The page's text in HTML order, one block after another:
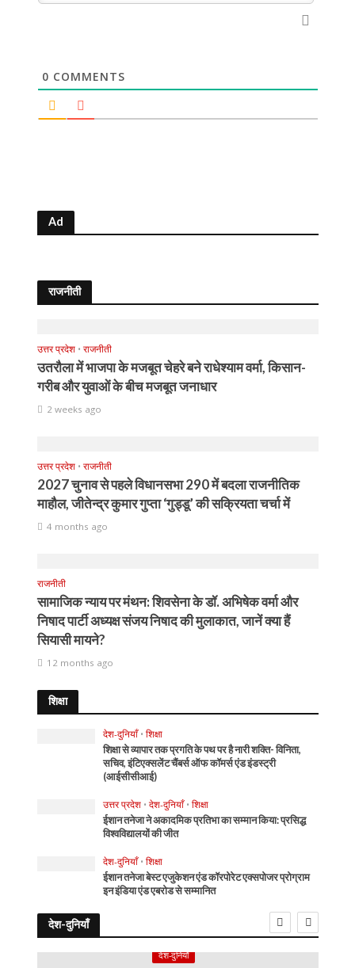
0 COMMENTS
Ad
राजनीती
उत्तर प्रदेश • राजनीती
उतरौला में भाजपा के मजबूत चेहरे बने राधेश्याम वर्मा, किसान-
गरीब और युवाओं के बीच मजबूत जनाधार
2 weeks ago
उत्तर प्रदेश • राजनीती
2027 चुनाव से पहले विधानसभा 290 में बदला राजनीतिक
माहौल, जीतेन्द्र कुमार गुप्ता ‘गुड्डू’ की सक्रियता चर्चा में
4 months ago
राजनीती
सामाजिक न्याय पर मंथन: शिवसेना के डॉ. अभिषेक वर्मा और
निषाद पार्टी अध्यक्ष संजय निषाद की मुलाकात, जानें क्या हैं
सियासी मायने?
12 months ago
शिक्षा
देश-दुनियाँ • शिक्षा
शिक्षा से व्यापार तक प्रगति के पथ पर है नारी शक्ति- विनिता,
सचिव, इंटिएक्सलेंट चैंबर्स ऑफ कॉमर्स एंड इंडस्ट्री
(आईसीसीआई)
उत्तर प्रदेश • देश-दुनियाँ • शिक्षा
ईशान तनेजा ने अकादमिक प्रतिभा का सम्मान किया: प्रसिद्ध
विश्वविद्यालयों की जीत
देश-दुनियाँ • शिक्षा
ईशान तनेजा बेस्ट एजुकेशन एंड कॉरपोरेट एक्सपोजर प्रोग्राम
इन इंडिया एंड एबरोड से सम्मानित
देश-दुनियाँ
देश-दुनियाँ